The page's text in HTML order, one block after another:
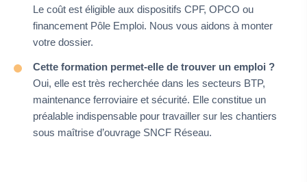
Le coût est éligible aux dispositifs CPF, OPCO ou
financement Pôle Emploi. Nous vous aidons à monter
votre dossier.
Cette formation permet-elle de trouver un emploi ?
Oui, elle est très recherchée dans les secteurs BTP,
maintenance ferroviaire et sécurité. Elle constitue un
préalable indispensable pour travailler sur les chantiers
sous maîtrise d’ouvrage SNCF Réseau.